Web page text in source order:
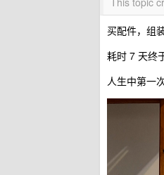
买配件，组
耗时 7 天终
人生中第一